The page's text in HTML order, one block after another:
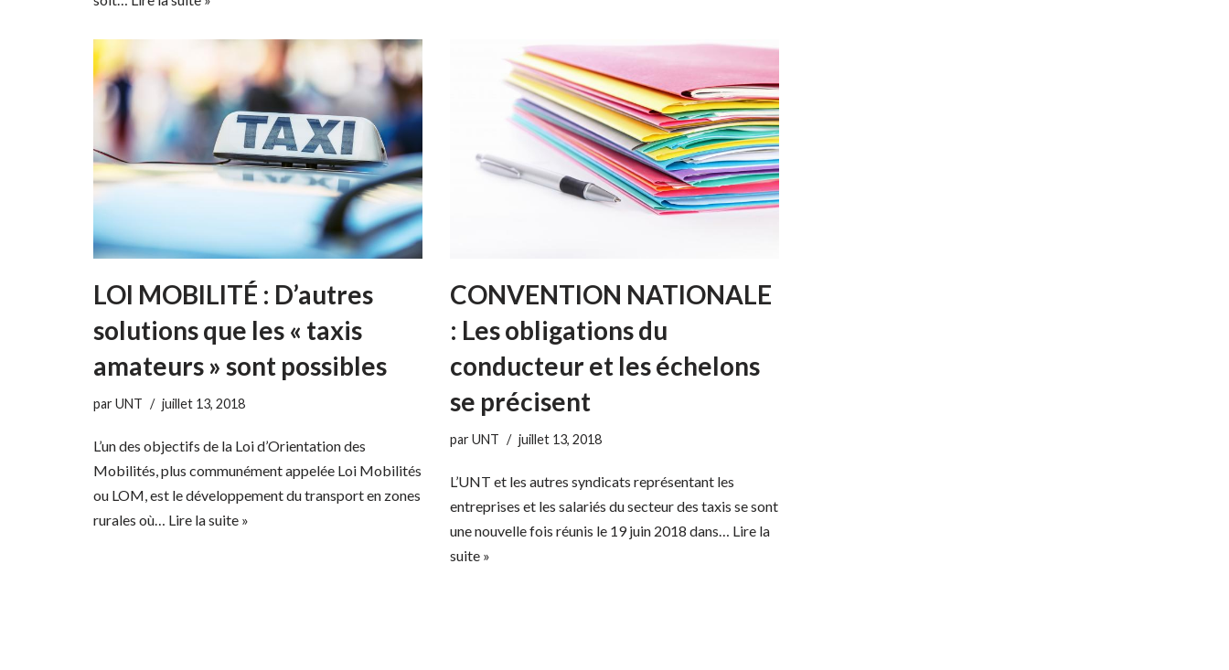
LOI MOBILITÉ : D’autres
solutions que les « taxis
amateurs » sont possibles
parUNT juillet 13, 2018
L’un des objectifs de la Loi d’Orientation des
Mobilités, plus communément appelée Loi Mobilités
ou LOM, est le développement du transport en zones
rurales où… Lire la suite »
CONVENTION NATIONALE
: Les obligations du
conducteur et les échelons
se précisent
parUNT juillet 13, 2018
L’UNT et les autres syndicats représentant les
entreprises et les salariés du secteur des taxis se sont
une nouvelle fois réunis le 19 juin 2018 dans… Lire la
suite »